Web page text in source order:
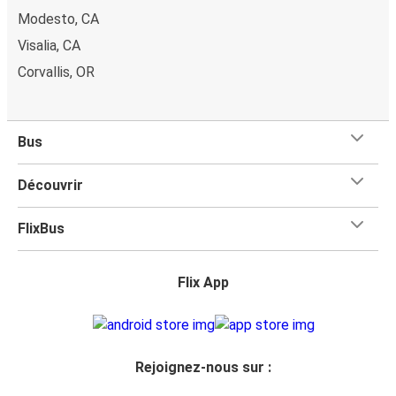
Modesto, CA
Visalia, CA
Corvallis, OR
Bus
Découvrir
FlixBus
Flix App
Rejoignez-nous sur :